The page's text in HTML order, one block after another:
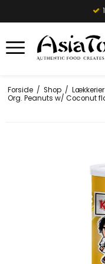
Forside / Shop / Lækkerier
Org. Peanuts w/ Coconut